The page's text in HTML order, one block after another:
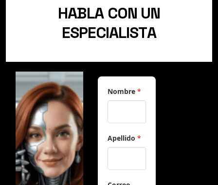
HABLA CON UN
ESPECIALISTA
Nombre *
Apellido *